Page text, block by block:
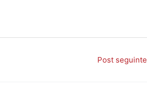
Post seguinte